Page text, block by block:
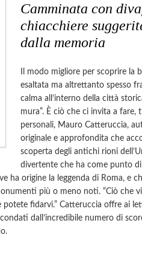
Camminata con
chiacchiere
dalla memoria
Il modo migliore per scoprire la
esaltata ma altrettanto spesso
calma all’interno della città
mura”. È ciò che ci invita a fare,
personali, Mauro Catteruccia,
originale e approfondita che
scoperta degli antichi rioni
divertente che ha come punto
ha origine la leggenda di Roma, e
più o meno noti. “Ciò che
fidarvi.” Catteruccia offre ai
dall’incredibile numero di